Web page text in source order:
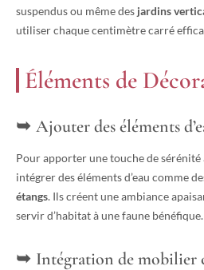
suspendus ou même des jardins
utiliser chaque centimètre carré
Éléments de
Ajouter des éléments
Pour apporter une touche de sérénité
intégrer des éléments d’eau comme
étangs. Ils créent une ambiance
servir d’habitat à une faune bénéfique.
Intégration de mobilier